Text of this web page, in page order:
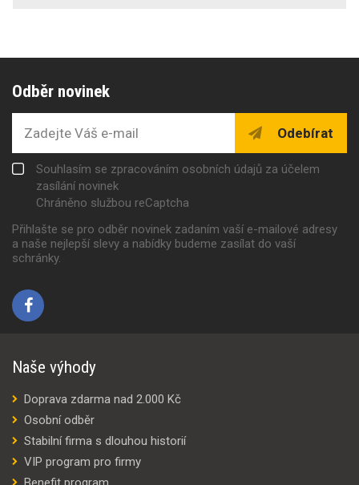
Odběr novinek
Odebírat
Souhlasím se zpracováním osobních údajů za účelem
zasílání novinek
Chráněno službou reCaptcha
Přihlašte se pro odběr novinek zadaním vaší e-mailové adresy
a naše nejlepší slevy a nabídky budeme zasílat do vaší
schránky.
Naše výhody
Doprava zdarma nad 2.000 Kč
Osobní odběr
Stabilní firma s dlouhou historií
VIP program pro firmy